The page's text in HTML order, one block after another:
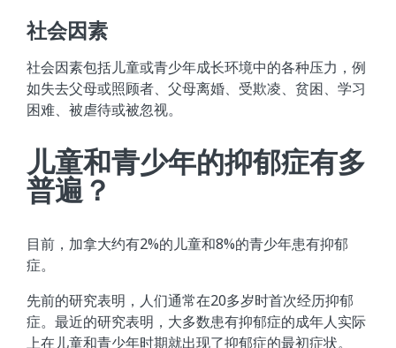
社会因素
社会因素包括儿童或青少年成长环境中的各种压力，例
如失去父母或照顾者、父母离婚、受欺凌、贫困、学习
困难、被虐待或被忽视。
儿童和青少年的抑郁症有多
普遍？
目前，加拿大约有2%的儿童和8%的青少年患有抑郁
症。
先前的研究表明，人们通常在20多岁时首次经历抑郁
症。最近的研究表明，大多数患有抑郁症的成年人实际
上在儿童和青少年时期就出现了抑郁症的最初症状。